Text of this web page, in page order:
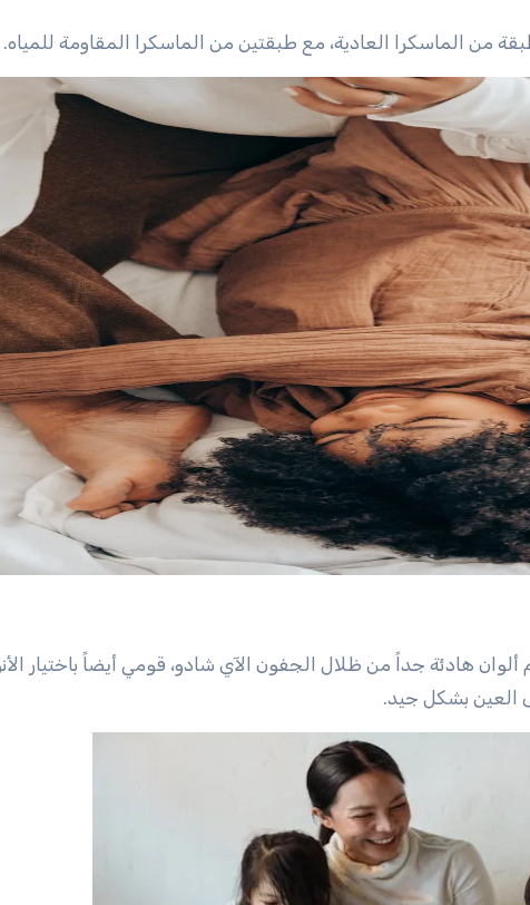
من الماسكرا العادية، مع طبقتين من الماسكرا المقاومة للمياه.
هادئة جداً من ظلال الجفون الآي شادو، قومي أيضاً باختيار
العين بشكل جيد.